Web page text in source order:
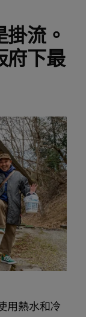
流。
府下最
用熱水和冷